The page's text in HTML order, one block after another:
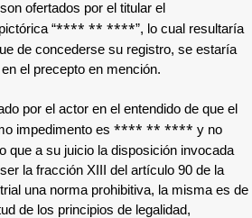
ofertados por el titular el
“**** ** ****”, lo cual resultaría
de concederse su registro, se estaría
el precepto en mención.
por el actor en el entendido de que el
impedimento es **** ** **** y no
que a su juicio la disposición invocada
la fracción XIII del artículo 90 de la
una norma prohibitiva, la misma es de
de los principios de legalidad,